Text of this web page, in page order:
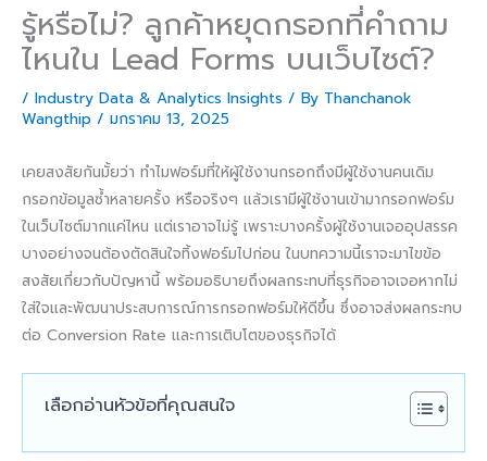
รู้หรือไม่? ลูกค้าหยุดกรอกที่คำถาม
ไหนใน Lead Forms บนเว็บไซต์?
/ Industry Data & Analytics Insights / By Thanchanok
Wangthip / มกราคม 13, 2025
เคยสงสัยกันมั้ยว่า ทำไมฟอร์มที่ให้ผู้ใช้งานกรอกถึงมีผู้ใช้งานคนเดิม
กรอกข้อมูลซ้ำหลายครั้ง หรือจริงๆ แล้วเรามีผู้ใช้งานเข้ามากรอกฟอร์ม
ในเว็บไซต์มากแค่ไหน แต่เราอาจไม่รู้ เพราะบางครั้งผู้ใช้งานเจออุปสรรค
บางอย่างจนต้องตัดสินใจทิ้งฟอร์มไปก่อน ในบทความนี้เราจะมาไขข้อ
สงสัยเกี่ยวกับปัญหานี้ พร้อมอธิบายถึงผลกระทบที่ธุรกิจอาจเจอหากไม่
ใส่ใจและพัฒนาประสบการณ์การกรอกฟอร์มให้ดีขึ้น ซึ่งอาจส่งผลกระทบ
ต่อ Conversion Rate และการเติบโตของธุรกิจได้
เลือกอ่านหัวข้อที่คุณสนใจ